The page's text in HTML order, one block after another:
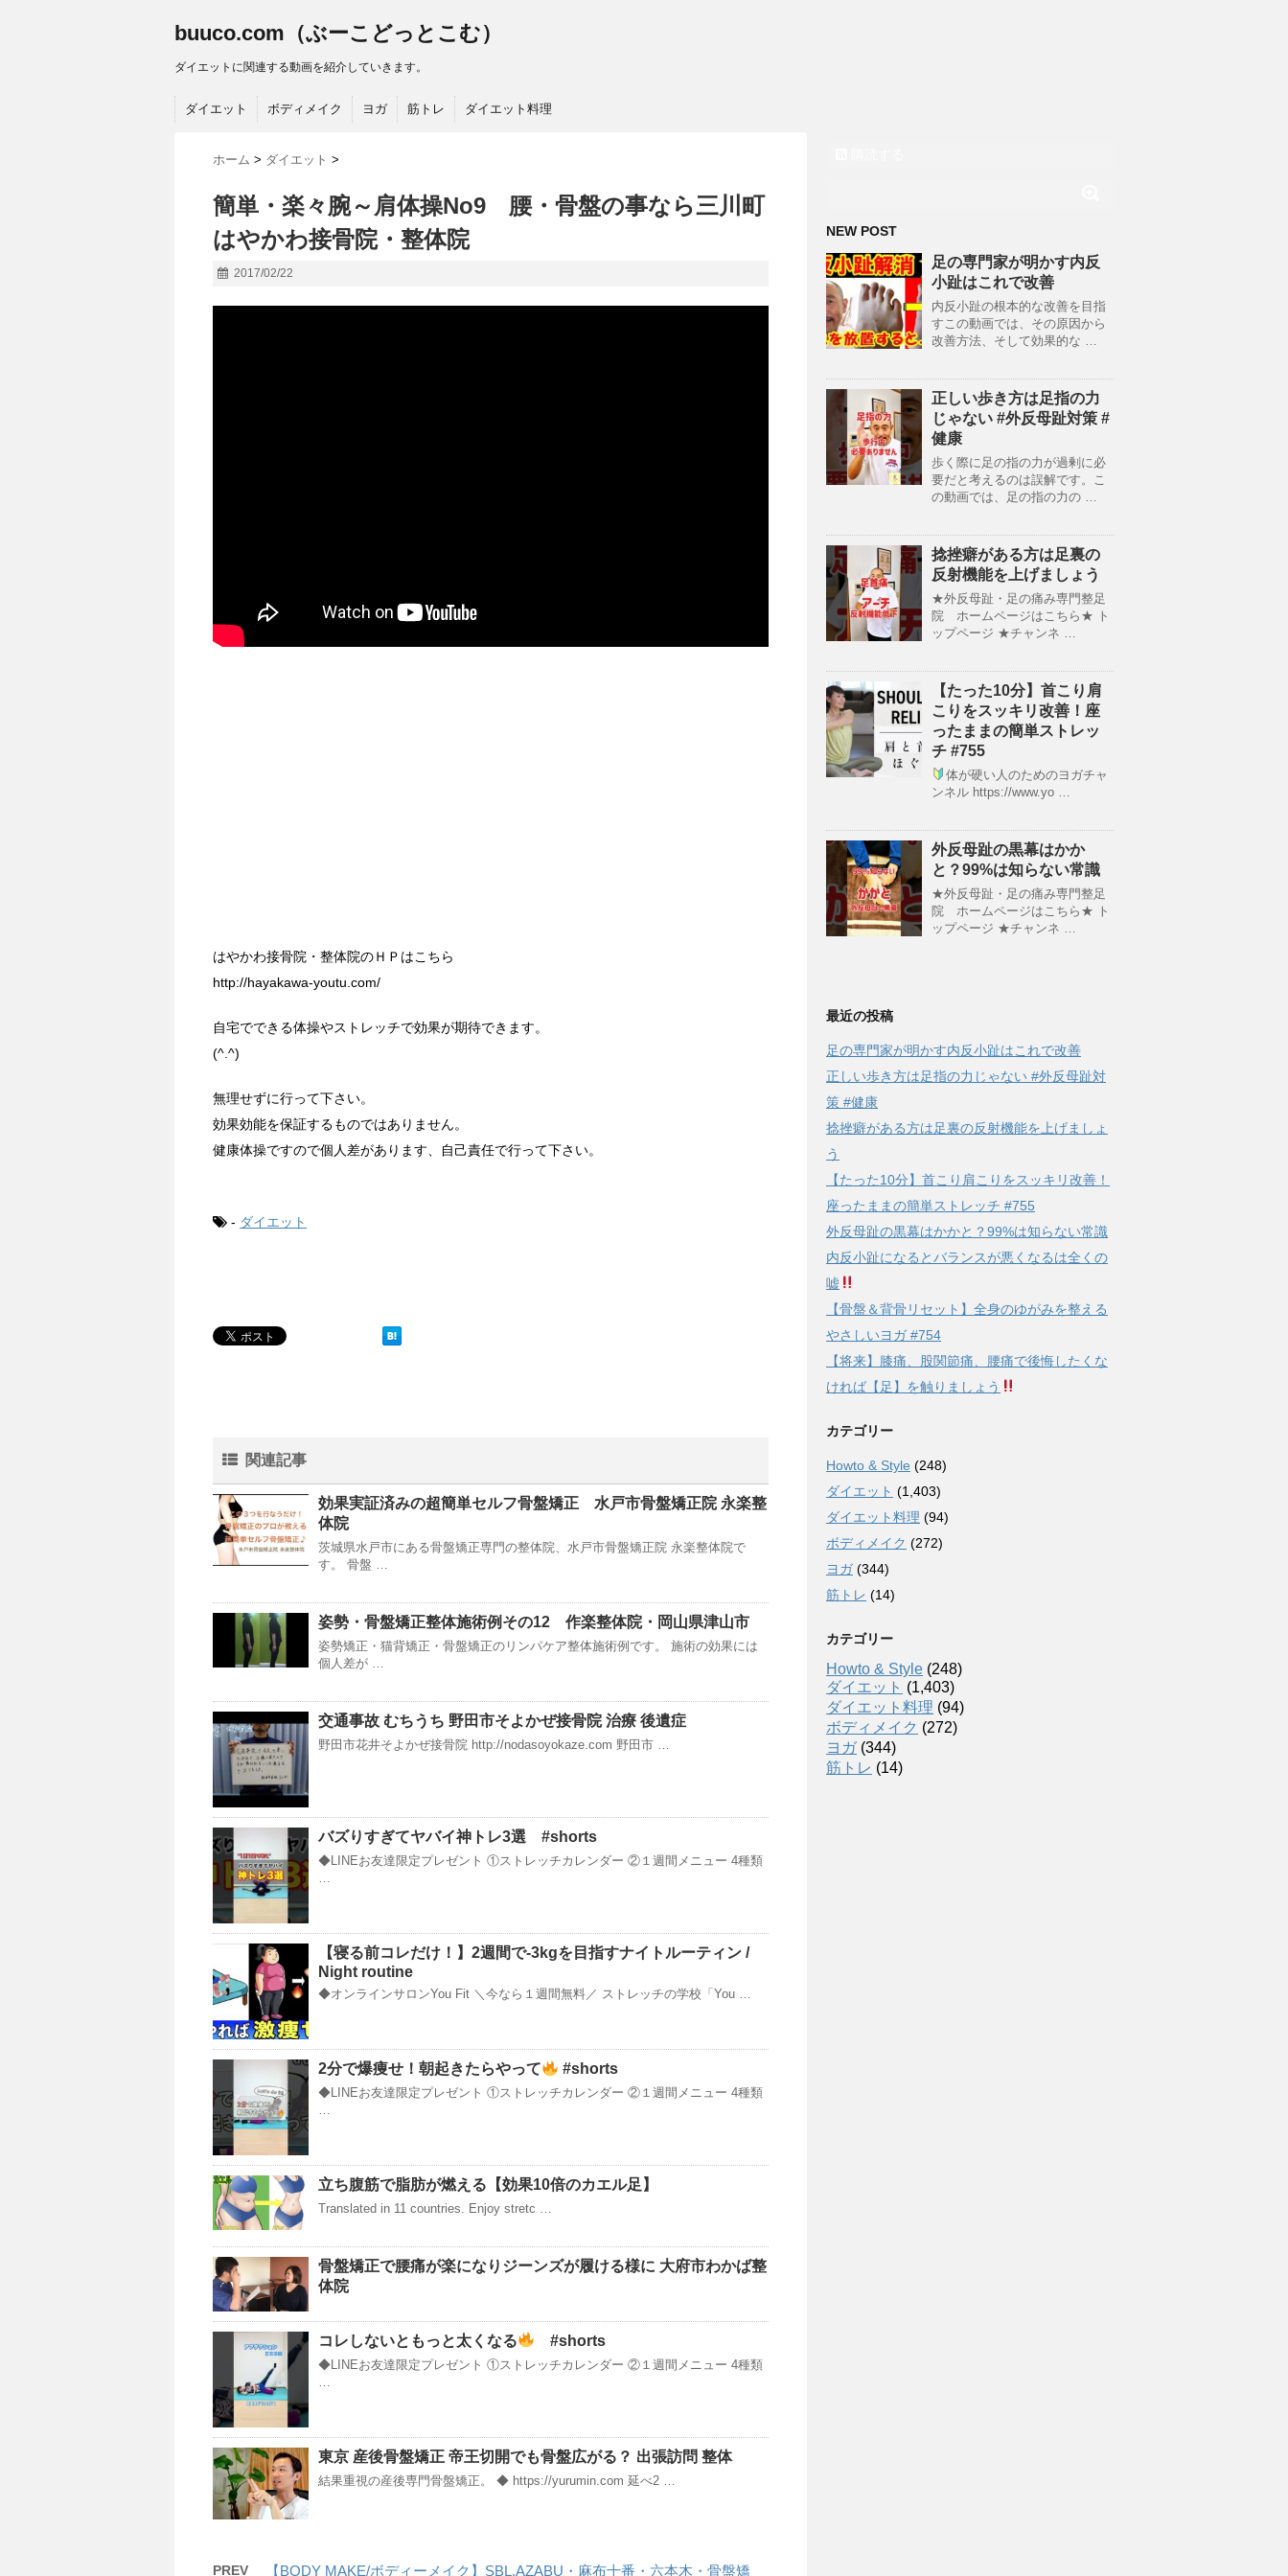
buuco.com（ぶーこどっとこむ）
ダイエットに関連する動画を紹介していきます。
ダイエット ボディメイク ヨガ 筋トレ ダイエット料理
ホーム > ダイエット >
簡単・楽々腕～肩体操No9 腰・骨盤の事なら三川町
はやかわ接骨院・整体院
2017/02/22
はやかわ接骨院・整体院のＨＰはこちら
http://hayakawa-youtu.com/
自宅でできる体操やストレッチで効果が期待できます。
(^.^)
無理せずに行って下さい。
効果効能を保証するものではありません。
健康体操ですので個人差があります、自己責任で行って下さい。
- ダイエット
関連記事
効果実証済みの超簡単セルフ骨盤矯正 水戸市骨盤矯正院 永楽整
体院
茨城県水戸市にある骨盤矯正専門の整体院、水戸市骨盤矯正院 永楽整体院で
す。 骨盤 …
姿勢・骨盤矯正整体施術例その12 作楽整体院・岡山県津山市
姿勢矯正・猫背矯正・骨盤矯正のリンパケア整体施術例です。 施術の効果には
個人差が …
交通事故 むちうち 野田市そよかぜ接骨院 治療 後遺症
野田市花井そよかぜ接骨院 http://nodasoyokaze.com 野田市 …
バズりすぎてヤバイ神トレ3選 #shorts
◆LINEお友達限定プレゼント ①ストレッチカレンダー ②１週間メニュー 4種類
…
【寝る前コレだけ！】2週間で-3kgを目指すナイトルーティン /
Night routine
◆オンラインサロンYou Fit ＼今なら１週間無料／ ストレッチの学校「You …
2分で爆痩せ！朝起きたらやって #shorts
◆LINEお友達限定プレゼント ①ストレッチカレンダー ②１週間メニュー 4種類
…
立ち腹筋で脂肪が燃える【効果10倍のカエル足】
Translated in 11 countries. Enjoy stretc …
骨盤矯正で腰痛が楽になりジーンズが履ける様に 大府市わかば整
体院
コレしないともっと太くなる #shorts
◆LINEお友達限定プレゼント ①ストレッチカレンダー ②１週間メニュー 4種類
東京 産後骨盤矯正 帝王切開でも骨盤広がる？ 出張訪問 整体
結果重視の産後専門骨盤矯正。 ◆ https://yurumin.com 延べ2 …
PREV 【BODY MAKE/ボディーメイク】SBL.AZABU・麻布十番・六本木・骨盤矯
NEW POST
足の専門家が明かす内反
小趾はこれで改善
内反小趾の根本的な改善を目指
すこの動画では、その原因から
改善方法、そして効果的な …
正しい歩き方は足指の力
じゃない #外反母趾対策 #
健康
歩く際に足の指の力が過剰に必
要だと考えるのは誤解です。こ
の動画では、足の指の力の …
捻挫癖がある方は足裏の
反射機能を上げましょう
★外反母趾・足の痛み専門整足
院 ホームページはこちら★ ト
ップページ ★チャンネ …
【たった10分】首こり肩
こりをスッキリ改善！座
ったままの簡単ストレッ
チ #755
体が硬い人のためのヨガチャ
ンネル https://www.yo …
外反母趾の黒幕はかか
と？99%は知らない常識
★外反母趾・足の痛み専門整足
院 ホームページはこちら★ ト
ップページ ★チャンネ …
最近の投稿
足の専門家が明かす内反小趾はこれで改善
正しい歩き方は足指の力じゃない #外反母趾対
策 #健康
捻挫癖がある方は足裏の反射機能を上げましょ
う
【たった10分】首こり肩こりをスッキリ改善！
座ったままの簡単ストレッチ #755
外反母趾の黒幕はかかと？99%は知らない常識
内反小趾になるとバランスが悪くなるは全くの
嘘
【骨盤＆背骨リセット】全身のゆがみを整える
やさしいヨガ #754
【将来】膝痛、股関節痛、腰痛で後悔したくな
ければ【足】を触りましょう
カテゴリー
Howto & Style (248)
ダイエット (1,403)
ダイエット料理 (94)
ボディメイク (272)
ヨガ(344)
筋トレ (14)
カテゴリー
Howto & Style (248)
ダイエット (1,403)
ダイエット料理 (94)
ボディメイク (272)
ヨガ(344)
筋トレ (14)